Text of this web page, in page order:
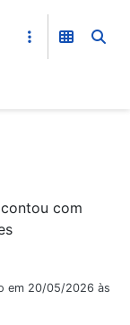
com
em 20/05/2026 às